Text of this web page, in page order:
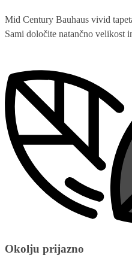
Mid Century Bauhaus vivid
Sami določite natančno velikost
Okolju prijazno